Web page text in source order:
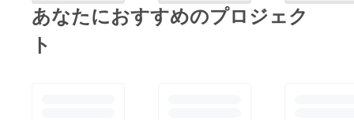
あなたにおすすめのプロジェク
ト